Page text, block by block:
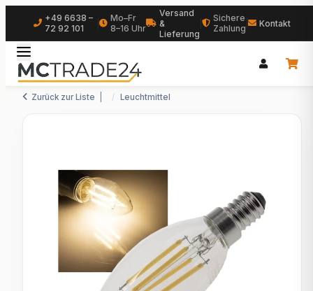
+49 6638 –
72 92 101
Mo–Fr
8–16 Uhr
Versand
&
Lieferung
Sichere
Zahlung
Kontakt
Zurück zur Liste Leuchtmittel